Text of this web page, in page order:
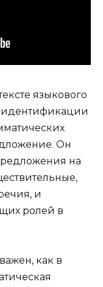
языкового
идентификации
Он
на
и
ролей в
как в